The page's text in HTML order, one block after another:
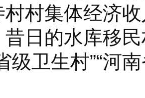
村村集体经济
日的水库移
级卫生村”“河